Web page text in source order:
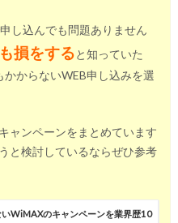
し込んでも問題ありません
損をすると知っていた
からないWEB申し込みを選
ャンペーンをまとめています
と検討しているならぜひ参考
いWiMAXのキャンペーンを業界歴10